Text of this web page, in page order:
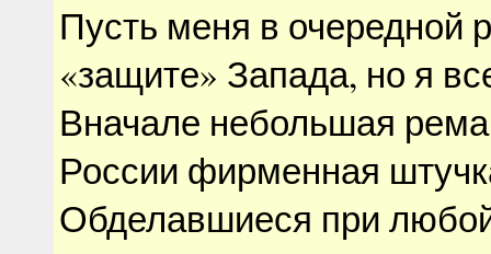
Пусть меня в очередной
«защите» Запада, но я
Вначале небольшая
России фирменная
Обделавшиеся при